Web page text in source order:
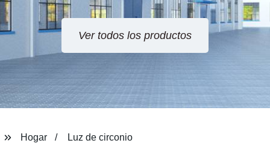
Ver todos los productos
Hogar Luz de circonio